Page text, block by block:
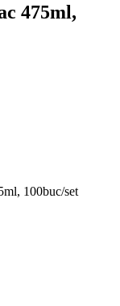
475ml,
100buc/set